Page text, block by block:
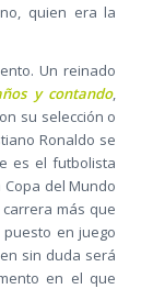
quien era la
Un reinado
y contando,
su selección o
Ronaldo se
es el futbolista
del Mundo
más que
en juego
sin duda será
en el que